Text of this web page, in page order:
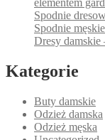
elementem
Spodnie
Spodnie
Dresy
Kategorie
Buty damskie
Odzież damska
Odzież męska